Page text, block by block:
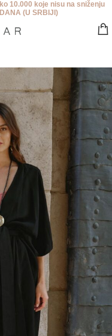
10.000 koje nisu na sniženju
(U SRBIJI)